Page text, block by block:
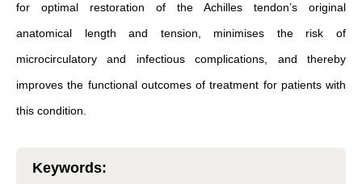
for optimal restoration of the Achilles tendon’s original
anatomical length and tension, minimises the risk of
microcirculatory and infectious complications, and thereby
improves the functional outcomes of treatment for patients with
this condition.
Keywords: